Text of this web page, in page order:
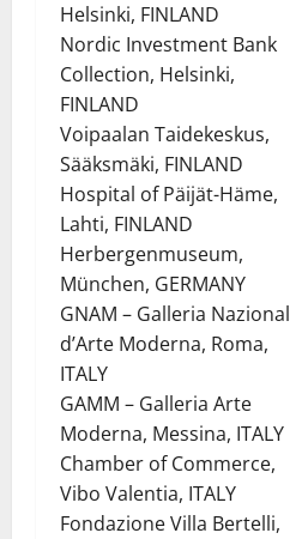
Helsinki, FINLAND
Nordic Investment Bank
Collection, Helsinki,
FINLAND
Voipaalan Taidekeskus,
Sääksmäki, FINLAND
Hospital of Päijät-Häme,
Lahti, FINLAND
Herbergenmuseum,
München, GERMANY
GNAM – Galleria Nazional
d’Arte Moderna, Roma,
ITALY
GAMM – Galleria Arte
Moderna, Messina, ITALY
Chamber of Commerce,
Vibo Valentia, ITALY
Fondazione Villa Bertelli,